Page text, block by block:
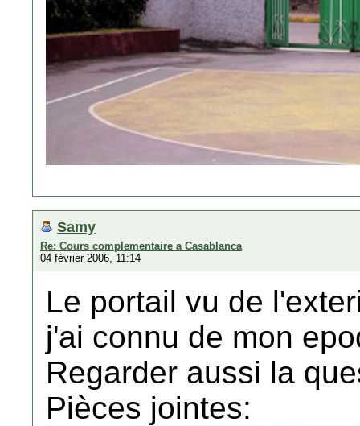
Samy
Re: Cours complementaire a Casablanca
04 février 2006, 11:14
Le portail vu de
j'ai connu de mon
Regarder aussi la
Pièces jointes: